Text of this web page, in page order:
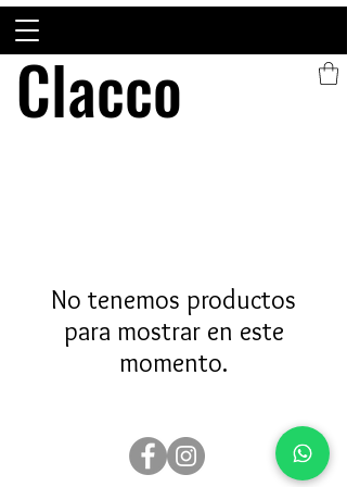
Clacco
Clacco
No tenemos productos
para mostrar en este
momento.